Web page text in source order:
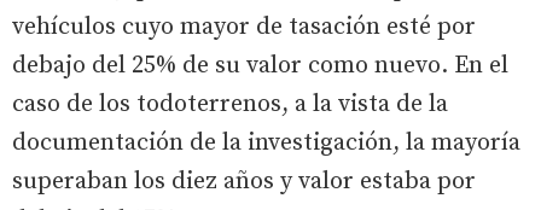
vehículos cuyo mayor de tasación esté por
debajo del 25% de su valor como nuevo. En el
caso de los todoterrenos, a la vista de la
documentación de la investigación, la mayoría
superaban los diez años y valor estaba por